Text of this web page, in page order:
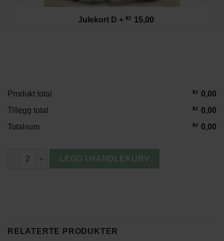
Julekort D + kr 15,00
Produkt total kr 0,00
Tillegg total
kr 0,00
Totalsum
kr 0,00
Devold Nansen Wool Sweater antall
LEGG I HANDLEKURV
RELATERTE PRODUKTER